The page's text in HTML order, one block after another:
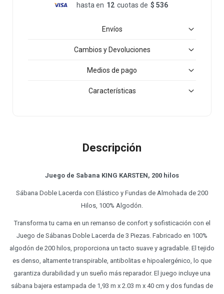
hasta en 12 cuotas de $ 536
Envíos
Cambios y Devoluciones
Medios de pago
Características
Descripción
Juego de Sabana KING KARSTEN, 200 hilos
Sábana Doble Lacerda con Elástico y Fundas de Almohada de 200
Hilos, 100% Algodón.
Transforma tu cama en un remanso de confort y sofisticación con el
Juego de Sábanas Doble Lacerda de 3 Piezas. Fabricado en 100%
algodón de 200 hilos, proporciona un tacto suave y agradable. El tejido
es denso, altamente transpirable, antibolitas e hipoalergénico, lo que
garantiza durabilidad y un sueño más reparador. El juego incluye una
sábana bajera estampada de 1,93 m x 2.03 m x 40 cm y dos fundas de